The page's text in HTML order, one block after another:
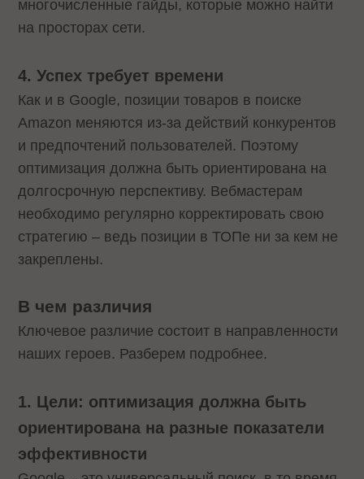
многочисленные гайды, которые можно найти
на просторах сети.
4. Успех требует времени
Как и в Google, позиции товаров в поиске
Amazon меняются из-за действий конкурентов
и предпочтений пользователей. Поэтому
оптимизация должна быть ориентирована на
долгосрочную перспективу. Вебмастерам
необходимо регулярно корректировать свою
стратегию – ведь позиции в ТОПе ни за кем не
закреплены.
В чем различия
Ключевое различие состоит в направленности
наших героев. Разберем подробнее.
1. Цели: оптимизация должна быть
ориентирована на разные показатели
эффективности